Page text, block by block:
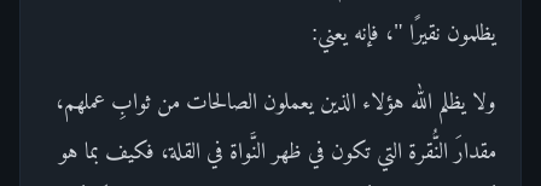
يظلمون نقيرًا "، فإنه يعني:
ولا يظلم الله هؤلاء الذين يعملون الصالحات من ثوابِ عملهم،
مقدارَ النُّقرة التي تكون في ظهر النَّواة في القلة، فكيف بما هو